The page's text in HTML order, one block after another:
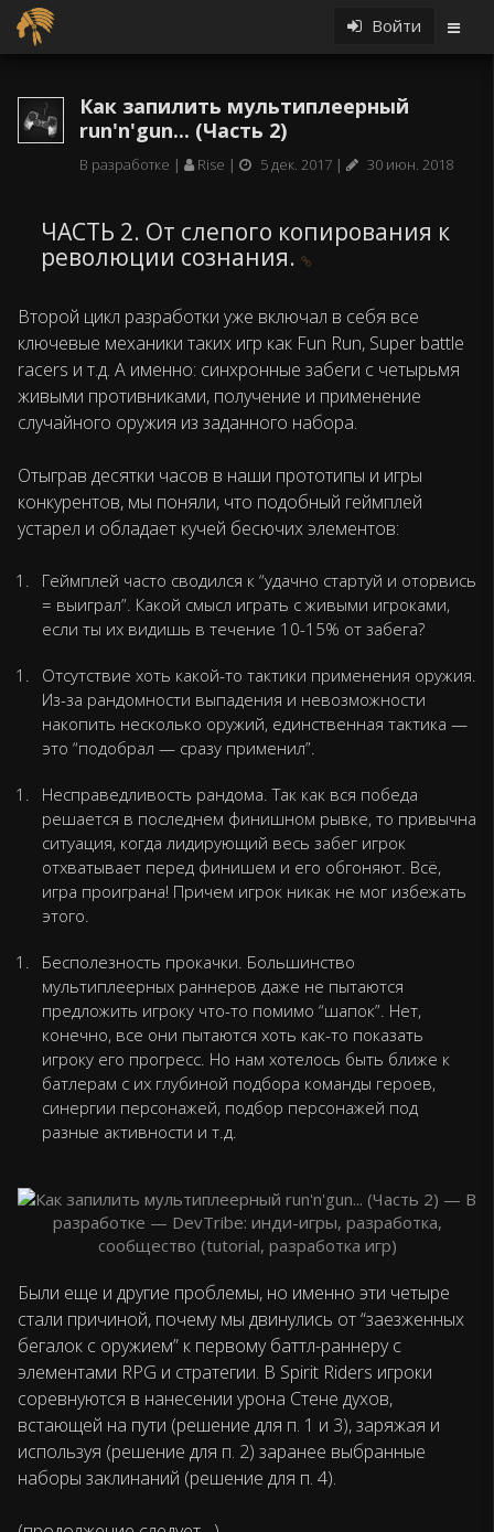
Войти
Как запилить мультиплеерный
run'n'gun... (Часть 2)
В разработке Rise 5 дек. 2017 30 июн. 2018
ЧАСТЬ 2. От слепого копирования к
революции сознания.
Второй цикл разработки уже включал в себя все
ключевые механики таких игр как Fun Run, Super battle
racers и т.д. А именно: синхронные забеги с четырьмя
живыми противниками, получение и применение
случайного оружия из заданного набора.
Отыграв десятки часов в наши прототипы и игры
конкурентов, мы поняли, что подобный геймплей
устарел и обладает кучей бесючих элементов:
Геймплей часто сводился к “удачно стартуй и оторвись
= выиграл”. Какой смысл играть с живыми игроками,
если ты их видишь в течение 10-15% от забега?
Отсутствие хоть какой-то тактики применения оружия.
Из-за рандомности выпадения и невозможности
накопить несколько оружий, единственная тактика —
это “подобрал — сразу применил”.
Несправедливость рандома. Так как вся победа
решается в последнем финишном рывке, то привычна
ситуация, когда лидирующий весь забег игрок
отхватывает перед финишем и его обгоняют. Всё,
игра проиграна! Причем игрок никак не мог избежать
этого.
Бесполезность прокачки. Большинство
мультиплеерных раннеров даже не пытаются
предложить игроку что-то помимо “шапок”. Нет,
конечно, все они пытаются хоть как-то показать
игроку его прогресс. Но нам хотелось быть ближе к
батлерам с их глубиной подбора команды героев,
синергии персонажей, подбор персонажей под
разные активности и т.д.
Были еще и другие проблемы, но именно эти четыре
стали причиной, почему мы двинулись от “заезженных
бегалок с оружием” к первому баттл-раннеру с
элементами RPG и стратегии. В Spirit Riders игроки
соревнуются в нанесении урона Стене духов,
встающей на пути (решение для п. 1 и 3), заряжая и
используя (решение для п. 2) заранее выбранные
наборы заклинаний (решение для п. 4).